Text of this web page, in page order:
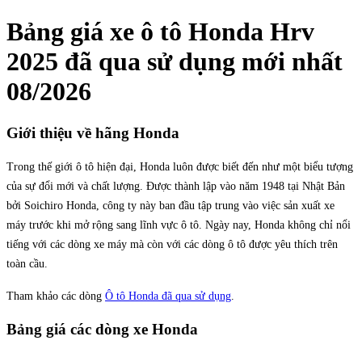
Bảng giá xe ô tô Honda Hrv
2025 đã qua sử dụng mới nhất
08/2026
Giới thiệu về hãng Honda
Trong thế giới ô tô hiện đại, Honda luôn được biết đến như một biểu tượng
của sự đổi mới và chất lượng. Được thành lập vào năm 1948 tại Nhật Bản
bởi Soichiro Honda, công ty này ban đầu tập trung vào việc sản xuất xe
máy trước khi mở rộng sang lĩnh vực ô tô. Ngày nay, Honda không chỉ nổi
tiếng với các dòng xe máy mà còn với các dòng ô tô được yêu thích trên
toàn cầu.
Tham khảo các dòng Ô tô Honda đã qua sử dụng
Bảng giá các dòng xe Honda